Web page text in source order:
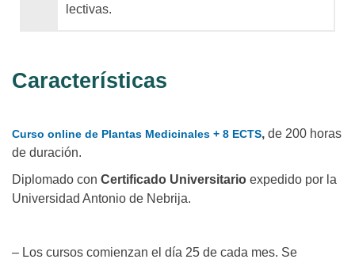
lectivas.
Características
Curso online de Plantas Medicinales + 8 ECTS, de 200 horas
de duración.
Diplomado con Certificado Universitario expedido por la
Universidad Antonio de Nebrija.
– Los cursos comienzan el día 25 de cada mes. Se